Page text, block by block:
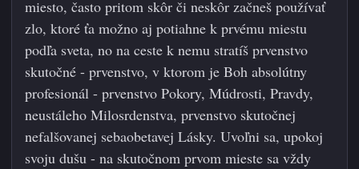
miesto, často pritom skôr či neskôr začneš používať
zlo, ktoré ťa možno aj potiahne k prvému miestu
podľa sveta, no na ceste k nemu stratíš prvenstvo
skutočné - prvenstvo, v ktorom je Boh absolútny
profesionál - prvenstvo Pokory, Múdrosti, Pravdy,
neustáleho Milosrdenstva, prvenstvo skutočnej
nefalšovanej sebaobetavej Lásky. Uvoľni sa, upokoj
svoju dušu - na skutočnom prvom mieste sa vždy